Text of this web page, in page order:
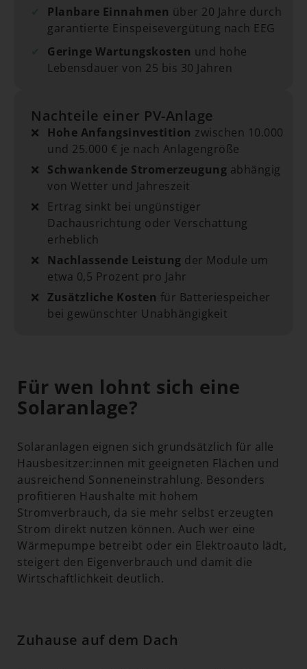
Planbare Einnahmen über 20 Jahre durch
garantierte Einspeisevergütung nach EEG
Geringe Wartungskosten und hohe
Lebensdauer von 25 bis 30 Jahren
Nachteile einer PV-Anlage
❌ Hohe Anfangsinvestition zwischen 10.000
und 25.000 € je nach Anlagengröße
❌
Schwankende Stromerzeugung abhängig
von Wetter und Jahreszeit
❌
Ertrag sinkt bei ungünstiger
Dachausrichtung oder Verschattung
erheblich
❌
Nachlassende Leistung der Module um
etwa 0,5 Prozent pro Jahr
❌
Zusätzliche Kosten für Batteriespeicher
bei gewünschter Unabhängigkeit
Für wen lohnt sich eine
Solaranlage?
Solaranlagen eignen sich grundsätzlich für alle
Hausbesitzer:innen mit geeigneten Flächen und
ausreichend Sonneneinstrahlung. Besonders
profitieren Haushalte mit hohem
Stromverbrauch, da sie mehr selbst erzeugten
Strom direkt nutzen können. Auch wer eine
Wärmepumpe betreibt oder ein Elektroauto lädt,
steigert den Eigenverbrauch und damit die
Wirtschaftlichkeit deutlich.
Zuhause auf dem Dach